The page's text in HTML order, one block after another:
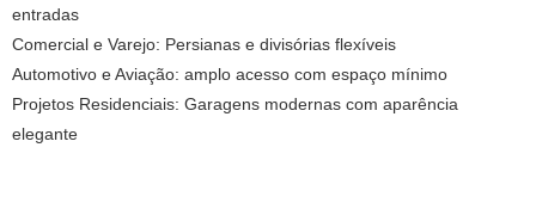
entradas
Comercial e Varejo: Persianas e divisórias flexíveis
Automotivo e Aviação: amplo acesso com espaço mínimo
Projetos Residenciais: Garagens modernas com aparência
elegante